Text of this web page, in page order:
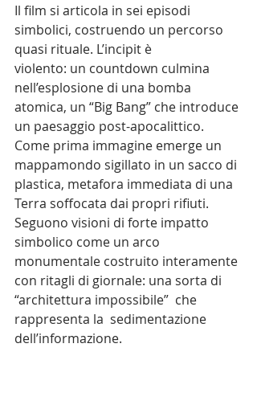
Il film si articola in sei episodi
simbolici, costruendo un percorso
quasi rituale. L’incipit è
violento: un countdown culmina
nell’esplosione di una bomba
atomica, un “Big Bang” che introduce
un paesaggio post-apocalittico.
Come prima immagine emerge un
mappamondo sigillato in un sacco di
plastica, metafora immediata di una
Terra soffocata dai propri rifiuti.
Seguono visioni di forte impatto
simbolico come un arco
monumentale costruito interamente
con ritagli di giornale: una sorta di
“architettura impossibile”  che
rappresenta la  sedimentazione
dell’informazione.